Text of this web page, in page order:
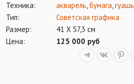
Техника:
акварель,бумага,гуашь
Тип:
Советская графика
Размер:
41 Х 57,3 см
Цена:
125 000 руб